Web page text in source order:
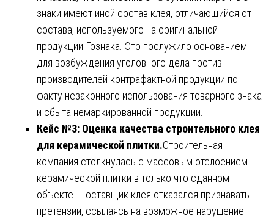
знаки имеют иной состав клея, отличающийся от
состава, используемого на оригинальной
продукции Гознака. Это послужило основанием
для возбуждения уголовного дела против
производителей контрафактной продукции по
факту незаконного использования товарного знака
и сбыта немаркированной продукции.
Кейс №3: Оценка качества строительного клея
для керамической плитки.Строительная
компания столкнулась с массовым отслоением
керамической плитки в только что сданном
объекте. Поставщик клея отказался признавать
претензии, ссылаясь на возможное нарушение